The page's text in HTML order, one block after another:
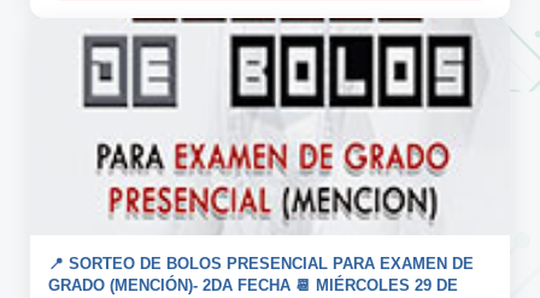
📍 SORTEO DE BOLOS PRESENCIAL PARA EXAMEN DE
GRADO (MENCIÓN)- 2DA FECHA 📆 MIÉRCOLES 29 DE